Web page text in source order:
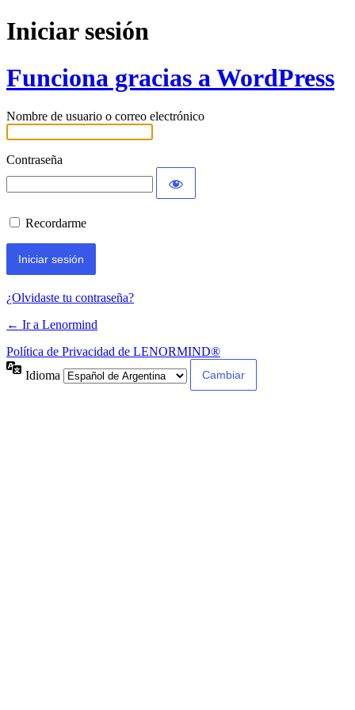
Iniciar sesión
Funciona gracias a WordPress
Nombre de usuario o correo electrónico
Contraseña
Recordarme
¿Olvidaste tu contraseña?
← Ir a Lenormind
Política de Privacidad de LENORMIND®
Idioma